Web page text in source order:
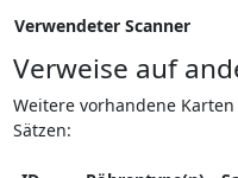
Verwendeter Scanner
Verweise auf
Weitere vorhandene
Sätzen: